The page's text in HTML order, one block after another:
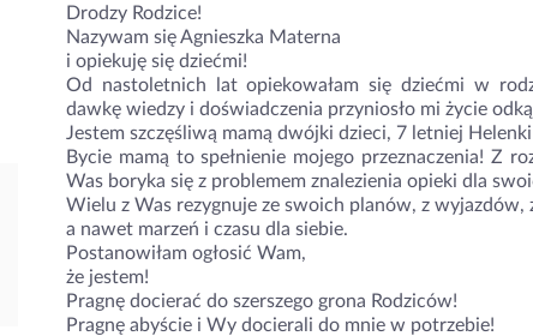
Drodzy Rodzice!
Nazywam się Agnieszka Materna
i opiekuję się dziećmi! ‍
Od nastoletnich lat opiekowałam się dziećmi w
dawkę wiedzy i doświadczenia przyniosło mi życie
Jestem szczęśliwą mamą dwójki dzieci, 7 letniej
Bycie mamą to spełnienie mojego przeznaczenia! Z
Was boryka się z problemem znalezienia opieki dla
Wielu z Was rezygnuje ze swoich planów, z wyjazdów,
a nawet marzeń i czasu dla siebie.
Postanowiłam ogłosić Wam,
że jestem!
Pragnę docierać do szerszego grona Rodziców! ‍‍‍
Pragnę abyście i Wy docierali do mnie w potrzebie!